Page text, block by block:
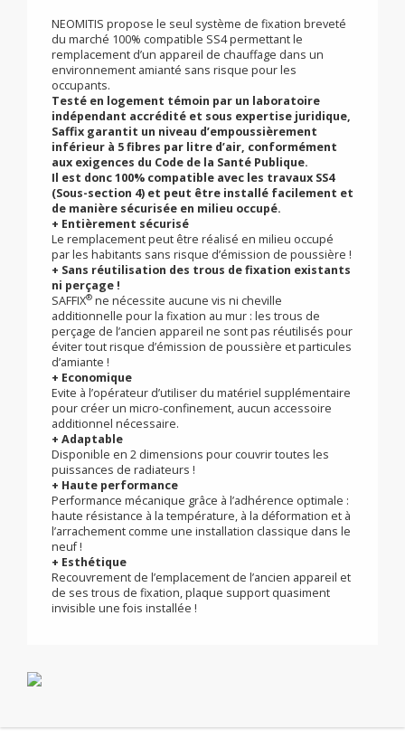
radiateur en milieu
amianté
NEOMITIS propose le seul système de fixation breveté
du marché 100% compatible SS4 permettant le
remplacement d’un appareil de chauffage dans un
environnement amianté sans risque pour les
occupants.
Testé en logement témoin par un laboratoire
indépendant accrédité et sous expertise juridique,
Saffix garantit un niveau d’empoussièrement
inférieur à 5 fibres par litre d’air, conformément
aux exigences du Code de la Santé Publique.
Il est donc 100% compatible avec les travaux SS4
(Sous-section 4) et peut être installé facilement et
de manière sécurisée en milieu occupé.
+ Entièrement sécurisé
Le remplacement peut être réalisé en milieu occupé
par les habitants sans risque d’émission de poussière !
+ Sans réutilisation des trous de fixation existants
ni perçage !
SAFFIX®ne nécessite aucune vis ni cheville
additionnelle pour la fixation au mur : les trous de
perçage de l’ancien appareil ne sont pas réutilisés pour
éviter tout risque d’émission de poussière et particules
d’amiante !
+ Economique
Evite à l’opérateur d’utiliser du matériel supplémentaire
pour créer un micro-confinement, aucun accessoire
additionnel nécessaire.
+ Adaptable
Disponible en 2 dimensions pour couvrir toutes les